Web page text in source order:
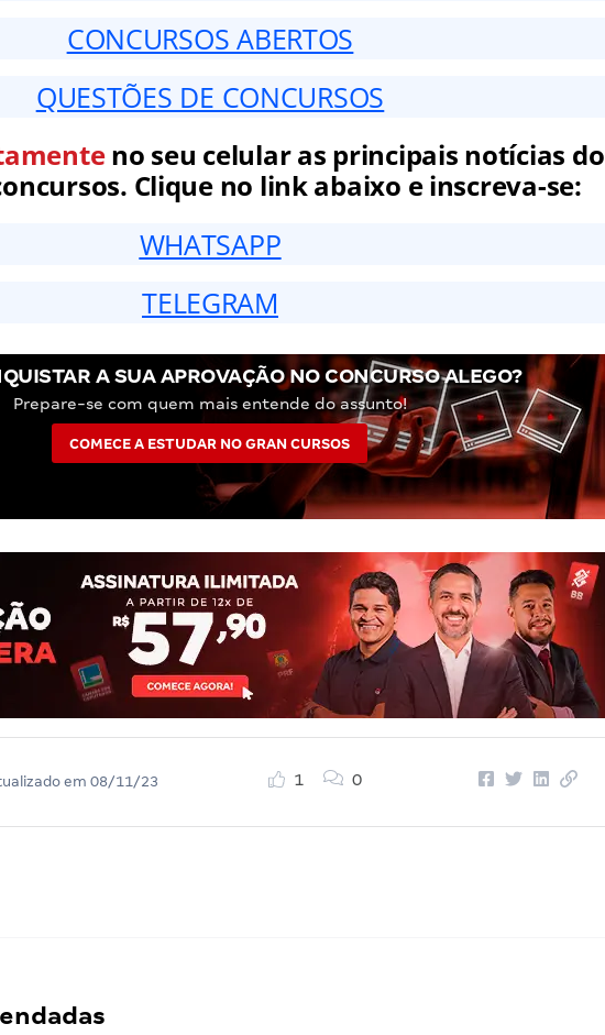
CONCURSOS ABERTOS
QUESTÕES DE CONCURSOS
no seu celular as principais notícias do
Clique no link abaixo e inscreva-se:
WHATSAPP
TELEGRAM
A SUA APROVAÇÃO NO CONCURSO ALEGO?
Prepare-se com quem mais entende do assunto!
COMECE A ESTUDAR NO GRAN CURSOS
em 08/11/23
1 0